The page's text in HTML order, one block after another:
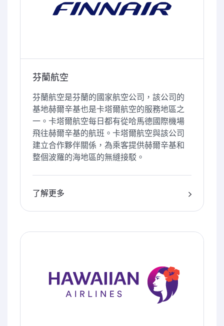
芬蘭航空
芬蘭航空是芬蘭的國家航空公司，該公司的
基地赫爾辛基也是卡塔爾航空的服務地區之
一。卡塔爾航空每日都有從哈馬德國際機場
飛往赫爾辛基的航班。卡塔爾航空與該公司
建立合作夥伴關係，為乘客提供赫爾辛基和
整個波羅的海地區的無縫接駁。
了解更多